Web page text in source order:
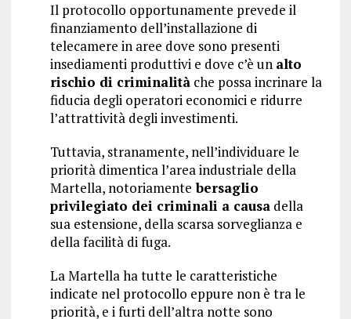
Il protocollo opportunamente prevede il
finanziamento dell’installazione di
telecamere in aree dove sono presenti
insediamenti produttivi e dove c’è un alto
rischio di criminalitàche possa incrinare la
fiducia degli operatori economici e ridurre
l’attrattività degli investimenti.
Tuttavia, stranamente, nell’individuare le
priorità dimentica l’area industriale della
Martella, notoriamente bersaglio
privilegiato dei criminali a causadella
sua estensione, della scarsa sorveglianza e
della facilità di fuga.
La Martella ha tutte le caratteristiche
indicate nel protocollo eppure non è tra le
priorità, e i furti dell’altra notte sono